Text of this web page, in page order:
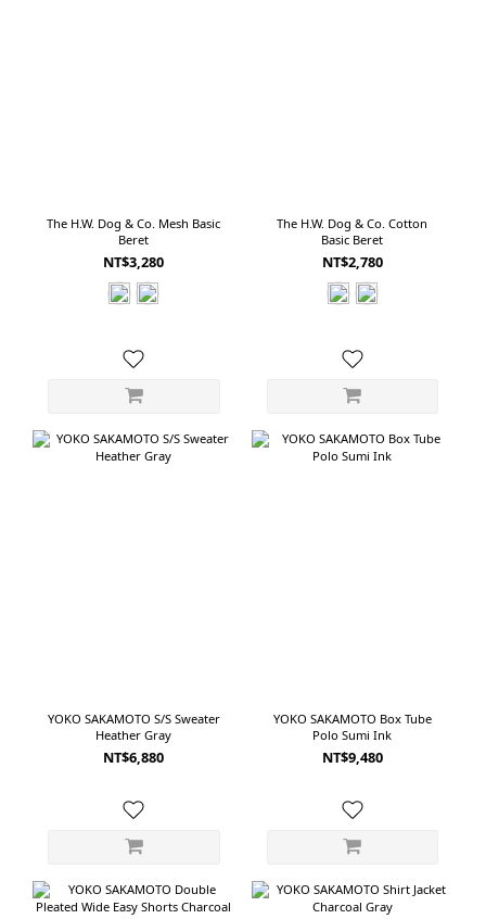
The H.W. Dog & Co. Mesh Basic
Beret
NT$3,280
The H.W. Dog & Co. Cotton
Basic Beret
NT$2,780
YOKO SAKAMOTO S/S Sweater
Heather Gray
NT$6,880
YOKO SAKAMOTO Box Tube
Polo Sumi Ink
NT$9,480